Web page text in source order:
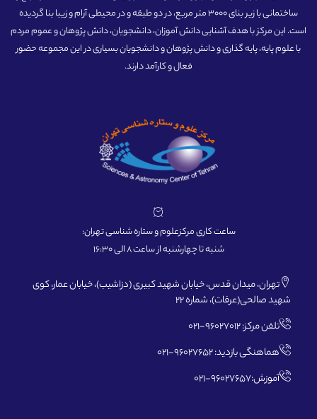
ساختمانی با زیر بنای 3000 متر مربع، در دو طبقه و در محیطی آرام و زیبا بنا گردیده
است. این مرکز با هدف آشنایی دانش آموزان، دانشجویان، دانش پژوهان و عموم مردم
با علوم پایه، پایه گذاری و دانش پژوهان و دانشجویان بسیاری در این مجموعه حضور
فعال و کارآمد دارند.
ساعت کاری مرکزعلوم و ستاره شناسی تهران:
شنبه تا چهارشنبه از ساعت 8 الی 16:30
تهران، میدان قدس، خیابان شهید کبیری (دزاشیب)، خیابان عمار، کوی
شهید صالحی(عرفات)، شماره 22
تلفن مرکز: 96027012-021
هماهنگی بازدید: 96027652-021
آموزش:96027657-021